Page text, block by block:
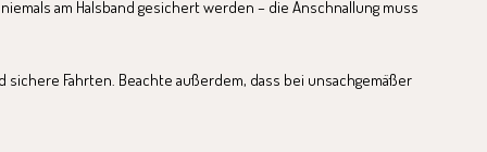
am Halsband gesichert werden – die Anschnallung muss
Fahrten. Beachte außerdem, dass bei unsachgemäßer